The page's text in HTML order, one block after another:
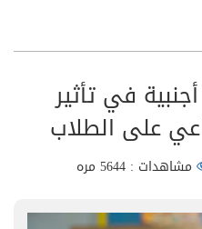
في تأثير
على الطلاب
مشاهدات : 5644 مره